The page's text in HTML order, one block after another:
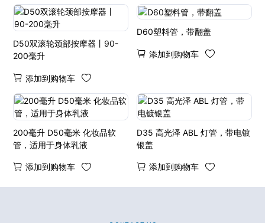
D50双滚轮颈部按摩器丨90-
200毫升
添加到购物车
D60塑料管，带翻盖
添加到购物车
200毫升 D50毫米 化妆品软
管，适用于身体乳液
添加到购物车
D35 高光泽 ABL 灯管，带电镀
银盖
添加到购物车